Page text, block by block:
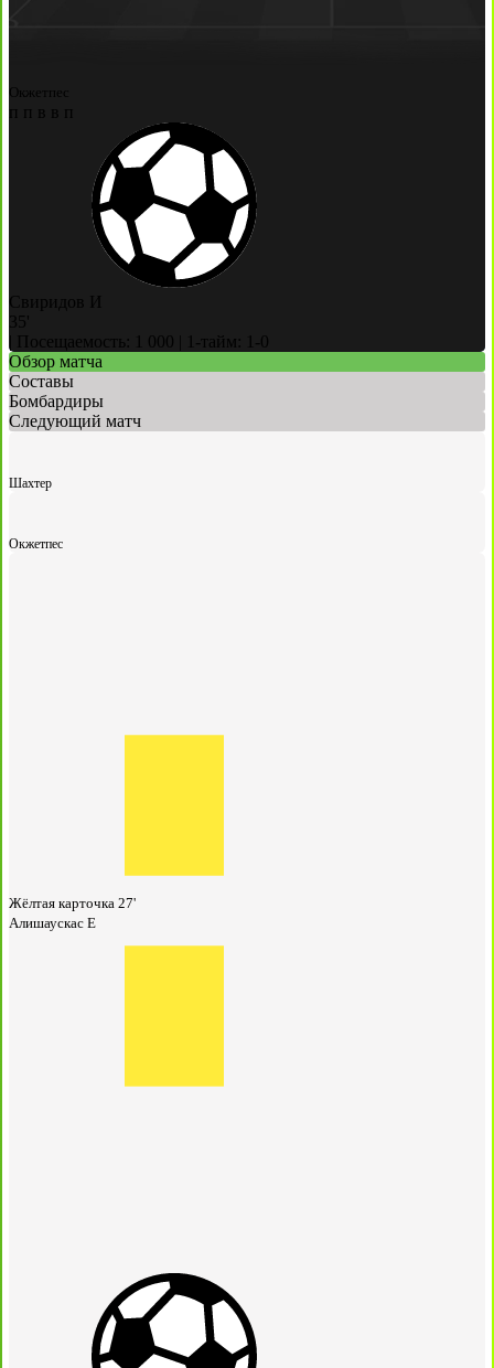
Окжетпес
п п в в п
Свиридов И
35'
Посещаемость: 1 000
1-тайм: 1-0
Обзор матча
Составы
Бомбардиры
Следующий матч
Шахтер
Окжетпес
Жёлтая карточка 27'
Алишаускас Е